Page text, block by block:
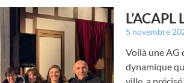
5 novembre
Voilà une AG
dynamique